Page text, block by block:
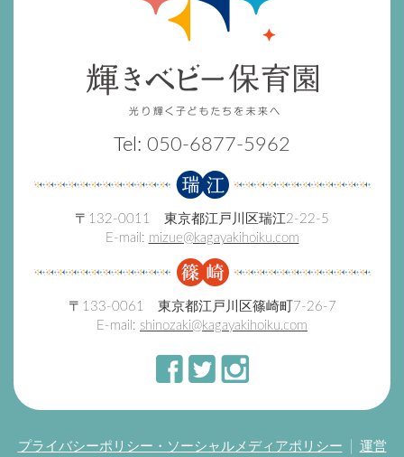
Tel: 050-6877-5962
〒132-0011 東京都江戸川区瑞江2-22-5
E-mail: mizue@kagayakihoiku.com
〒133-0061 東京都江戸川区篠崎町7-26-7
E-mail: shinozaki@kagayakihoiku.com
プライバシーポリシー・ソーシャルメディアポリシー 運営